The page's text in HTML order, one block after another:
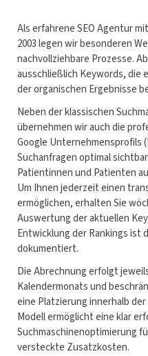
Als erfahrene SEO Agentur
2003 legen wir besonderen
nachvollziehbare Prozesse.
ausschließlich Keywords, die
der organischen Ergebnisse
Neben der klassischen
übernehmen wir auch die
Google Unternehmensprofils
Suchanfragen optimal
Patientinnen und Patienten
Um Ihnen jederzeit einen
ermöglichen, erhalten Sie
Auswertung der aktuellen
Entwicklung der Rankings ist
dokumentiert.
Die Abrechnung erfolgt
Kalendermonats und
eine Platzierung innerhalb
Modell ermöglicht eine klar
Suchmaschinenoptimierung
versteckte Zusatzkosten.